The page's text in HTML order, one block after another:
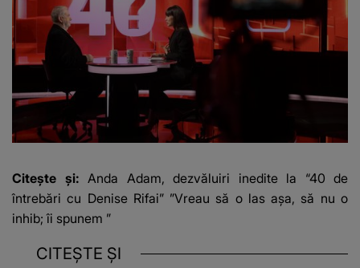
Citește și: Anda Adam, dezvăluiri inedite la “40 de
întrebări cu Denise Rifai” ”Vreau să o las așa, să nu o
inhib; îi spunem ”
CITEȘTE ȘI